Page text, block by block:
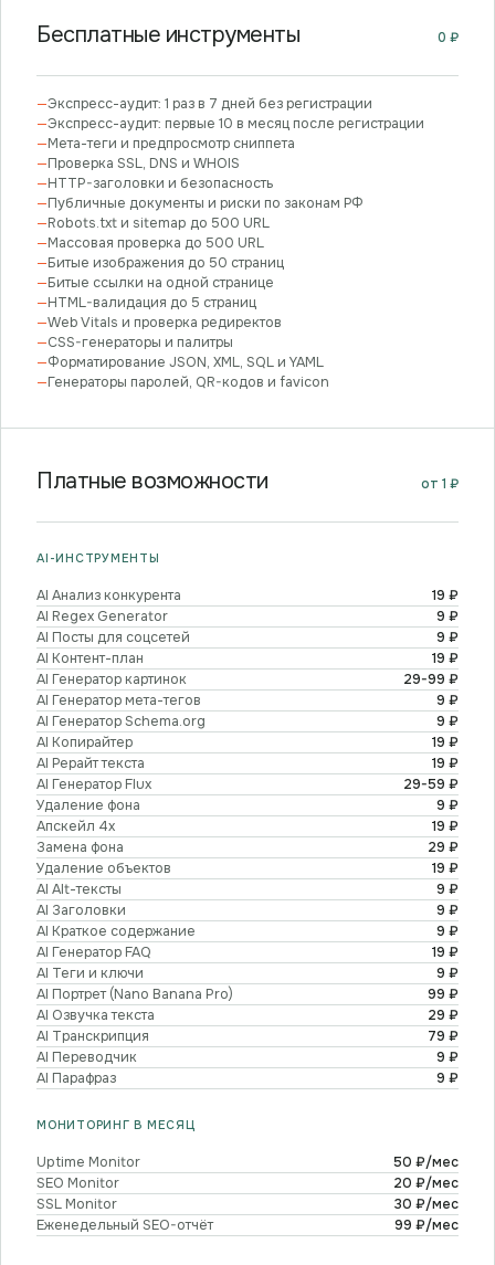
Бесплатные инструменты 0 ₽
—Экспресс-аудит: 1 раз в 7 дней без регистрации
—Экспресс-аудит: первые 10 в месяц после регистрации
—Мета-теги и предпросмотр сниппета
—Проверка SSL, DNS и WHOIS
—HTTP-заголовки и безопасность
—Публичные документы и риски по законам РФ
—Robots.txt и sitemap до 500 URL
—Массовая проверка до 500 URL
—Битые изображения до 50 страниц
—Битые ссылки на одной странице
—HTML-валидация до 5 страниц
—Web Vitals и проверка редиректов
—CSS-генераторы и палитры
—Форматирование JSON, XML, SQL и YAML
—Генераторы паролей, QR-кодов и favicon
Платные возможности от 1 ₽
AI-ИНСТРУМЕНТЫ
AI Анализ конкурента
19 ₽
AI Regex Generator
9 ₽
AI Посты для соцсетей
9 ₽
AI Контент-план
19 ₽
AI Генератор картинок
29-99 ₽
AI Генератор мета-тегов
9 ₽
AI Генератор Schema.org
9 ₽
AI Копирайтер
19 ₽
AI Рерайт текста
19 ₽
AI Генератор Flux
29-59 ₽
Удаление фона
9 ₽
Апскейл 4x
19 ₽
Замена фона
29 ₽
Удаление объектов
19 ₽
AI Alt-тексты
9 ₽
AI Заголовки
9 ₽
AI Краткое содержание
9 ₽
AI Генератор FAQ
19 ₽
AI Теги и ключи
9 ₽
AI Портрет (Nano Banana Pro)
99 ₽
AI Озвучка текста
29 ₽
AI Транскрипция
79 ₽
AI Переводчик
9 ₽
AI Парафраз
9 ₽
МОНИТОРИНГ В МЕСЯЦ
Uptime Monitor
50 ₽/мес
SEO Monitor
20 ₽/мес
SSL Monitor
30 ₽/мес
Еженедельный SEO-отчёт
99 ₽/мес